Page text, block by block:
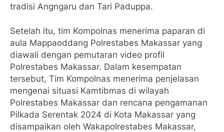
tradisi Angngaru dan Tari Paduppa.
Setelah itu, tim Kompolnas menerima paparan di
aula Mappaoddang Polrestabes Makassar yang
diawali dengan pemutaran video profil
Polrestabes Makassar. Dalam kesempatan
tersebut, Tim Kompolnas menerima penjelasan
mengenai situasi Kamtibmas di wilayah
Polrestabes Makassar dan rencana pengamanan
Pilkada Serentak 2024 di Kota Makassar yang
disampaikan oleh Wakapolrestabes Makassar,